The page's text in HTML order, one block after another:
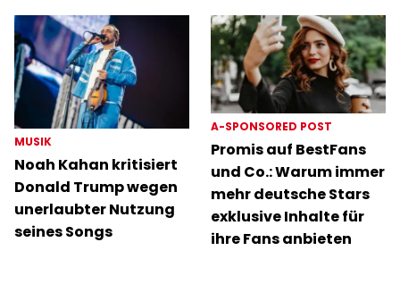
MUSIK
Noah Kahan kritisiert
Donald Trump wegen
unerlaubter Nutzung
seines Songs
A-SPONSORED POST
Promis auf BestFans
und Co.: Warum immer
mehr deutsche Stars
exklusive Inhalte für
ihre Fans anbieten